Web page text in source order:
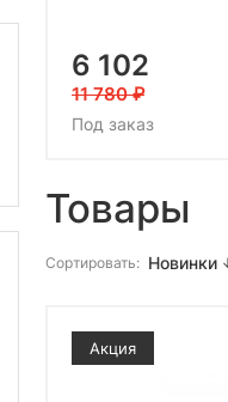
6 102
11 780
Под заказ
Товары
Сортировать: Новинки
Акция